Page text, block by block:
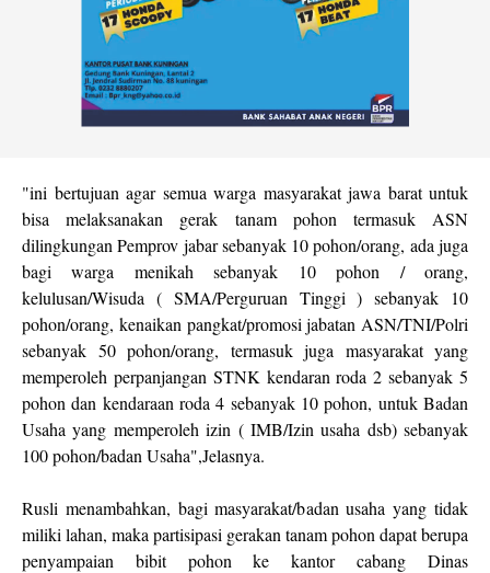
"ini bertujuan agar semua warga masyarakat jawa barat untuk
bisa melaksanakan gerak tanam pohon termasuk ASN
dilingkungan Pemprov jabar sebanyak 10 pohon/orang, ada juga
bagi warga menikah sebanyak 10 pohon / orang,
kelulusan/Wisuda ( SMA/Perguruan Tinggi ) sebanyak 10
pohon/orang, kenaikan pangkat/promosi jabatan ASN/TNI/Polri
sebanyak 50 pohon/orang, termasuk juga masyarakat yang
memperoleh perpanjangan STNK kendaran roda 2 sebanyak 5
pohon dan kendaraan roda 4 sebanyak 10 pohon, untuk Badan
Usaha yang memperoleh izin ( IMB/Izin usaha dsb) sebanyak
100 pohon/badan Usaha",Jelasnya.
Rusli menambahkan, bagi masyarakat/badan usaha yang tidak
miliki lahan, maka partisipasi gerakan tanam pohon dapat berupa
penyampaian bibit pohon ke kantor cabang Dinas